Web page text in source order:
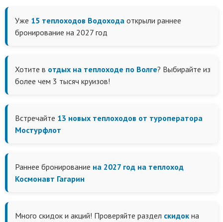
Уже 15 теплоходов Водохода открыли раннее
бронирование на 2027 год
Хотите в отдых на теплоходе по Волге? Выбирайте из
более чем 3 тысяч круизов!
Встречайте 13 новых теплоходов от туроператора
Мостурфлот
Раннее бронирование на 2027 год на теплоход
Космонавт Гагарин
Много скидок и акций! Проверяйте раздел скидок на